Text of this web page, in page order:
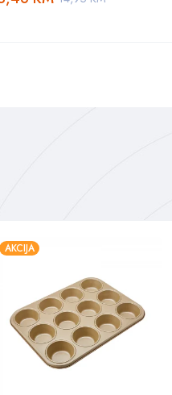
AKCIJA